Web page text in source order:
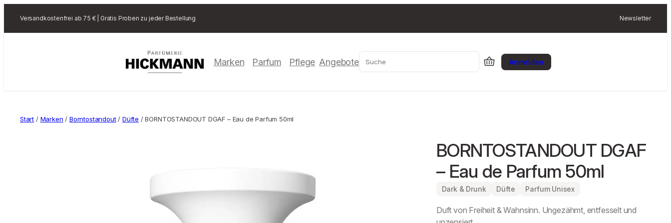
Versandkostenfrei ab 75 € | Gratis Proben zu jeder Bestellung Newsletter
Marken Parfum Pflege Angebote Suchen Anmelden
Start / Marken / Borntostandout/ Düfte / BORNTOSTANDOUT DGAF – Eau de Parfum 50ml
BORNTOSTANDOUT DGAF
– Eau de Parfum 50ml
Dark & Drunk Düfte Parfum Unisex
Duft von Freiheit & Wahnsinn. Ungezähmt, entfesselt und